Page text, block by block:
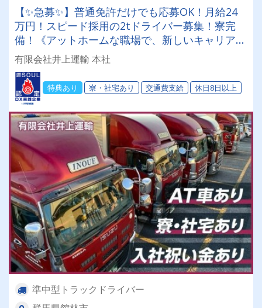
【✨急募✨】普通免許だけでも応募OK！月給24
万円！スピード採用の2tドライバー募集！寮完
備！《アットホームな職場で、新しいキャリアを
スタート！》入社祝金・免許取得支援制度も充
実！＼男女問わず大歓迎！／安定した生活と、温
かい仲間があなたを待っています！
有限会社井上運輸 本社
特典あり 寮・社宅あり 交通費支給 休日8日以上
準中型トラックドライバー